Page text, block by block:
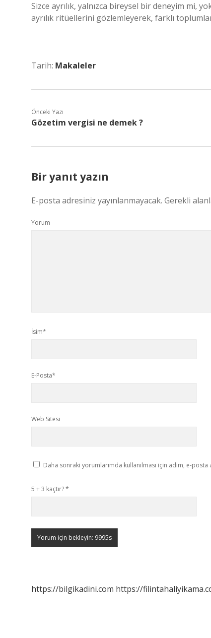
Sizce ayrılık, yalnızca bireysel bir deneyim mi,
ayrılık ritüellerini gözlemleyerek, farklı
Tarih: Makaleler
Önceki Yazı
Gözetim vergisi ne demek ?
Bir yanıt yazın
E-posta adresiniz yayınlanmayacak. Gerekli
Yorum
İsim*
E-Posta*
Web Sitesi
Daha sonraki yorumlarımda kullanılması için adım, e-
5 + 3 kaçtır?*
https://bilgikadini.com https://